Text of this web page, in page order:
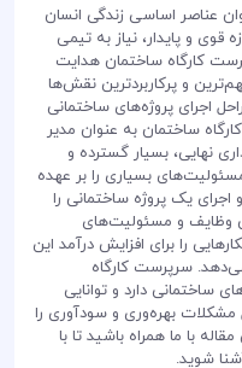
عناصر اساسی زندگی انسان
و پایدار، نیاز به تیمی
کارگاه ساختمان هدایت
و پرکاربردترین نقش‌ها
اجرای پروژه‌های ساختمانی
ساختمان به عنوان مدیر
نهایی، بسیار گسترده و
بسیاری را بر عهده
اجرای یک پروژه ساختمانی را
وظایف و مسئولیت‌های
را برای افزایش درآمد این
سرپرست کارگاه
ساختمانی دارد و توانایی
مشکلات بهره‌وری و سودآوری را
با ما همراه باشید تا با
شوید.